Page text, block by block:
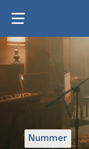
Nummer